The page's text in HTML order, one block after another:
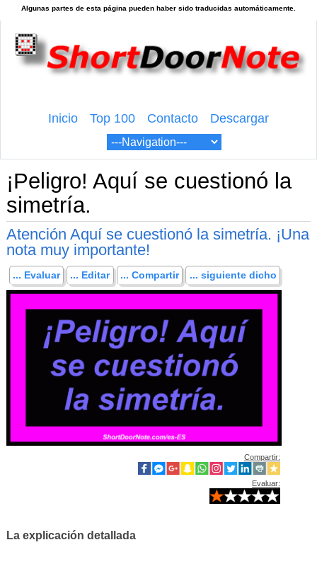
Inicio Top 100 Contacto Descargar
¡Peligro! Aquí se cuestionó la
simetría.
Atención Aquí se cuestionó la simetría. ¡Una
nota muy importante!
... Evaluar ... Editar ... Compartir ... siguiente dicho
Compartir:
Evaluar:
La explicación detallada